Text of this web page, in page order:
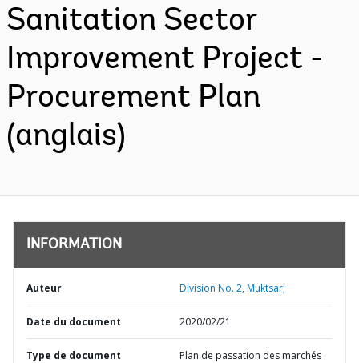
Sanitation Sector
Improvement Project -
Procurement Plan
(anglais)
INFORMATION
Auteur Division No. 2, Muktsar;
Date du document 2020/02/21
Type de document Plan de passation des marchés